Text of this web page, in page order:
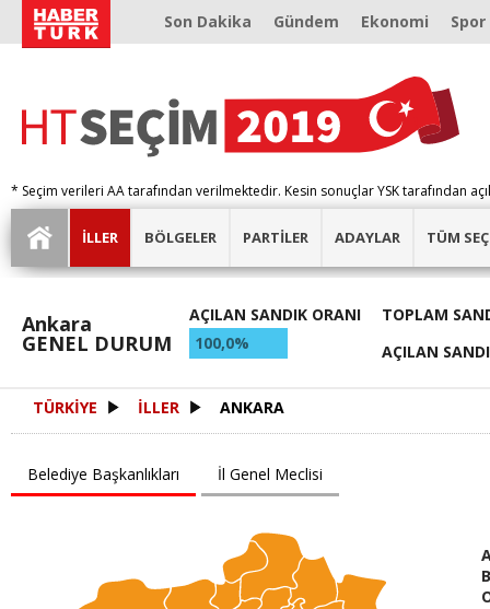
Son Dakika Gündem Ekonomi Spor
* Seçim verileri AA tarafından verilmektedir. Kesin sonuçlar YSK tarafından
İLLER BÖLGELER PARTİLER ADAYLAR TÜM
Ankara
GENEL DURUM
AÇILAN SANDIK ORANI
100,0%
TOPLAM
AÇILAN
TÜRKİYE İLLER ANKARA
Belediye Başkanlıkları İl Genel Meclisi